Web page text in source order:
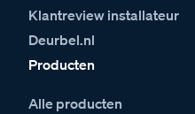
Klantreview installateur
Deurbel.nl
Producten
Alle producten